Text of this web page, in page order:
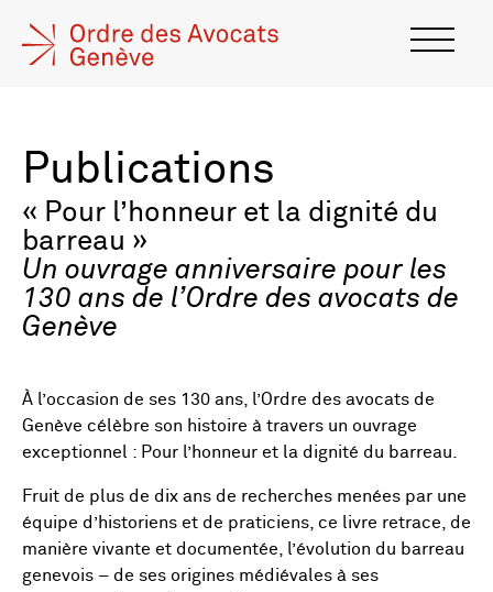
Publications
« Pour l’honneur et la dignité du
barreau »
Un ouvrage anniversaire pour les
130 ans de l’Ordre des avocats de
Genève
À l’occasion de ses 130 ans, l’Ordre des avocats de
Genève célèbre son histoire à travers un ouvrage
exceptionnel : Pour l’honneur et la dignité du barreau.
Fruit de plus de dix ans de recherches menées par une
équipe d’historiens et de praticiens, ce livre retrace, de
manière vivante et documentée, l’évolution du barreau
genevois – de ses origines médiévales à ses